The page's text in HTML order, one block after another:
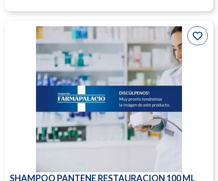
SHAMPOO PANTENE RESTAURACION 100 ML